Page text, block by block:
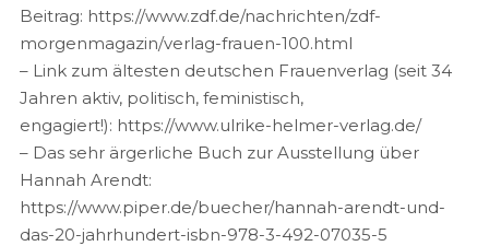
Beitrag: https://www.zdf.de/nachrichten/zdf-
morgenmagazin/verlag-frauen-100.html
– Link zum ältesten deutschen Frauenverlag (seit 34
Jahren aktiv, politisch, feministisch,
engagiert!): https://www.ulrike-helmer-verlag.de/
– Das sehr ärgerliche Buch zur Ausstellung über
Hannah Arendt:
https://www.piper.de/buecher/hannah-arendt-und-
das-20-jahrhundert-isbn-978-3-492-07035-5